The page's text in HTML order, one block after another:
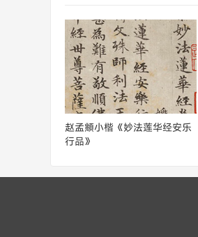
赵孟頫小楷《妙法莲华经安乐
行品》